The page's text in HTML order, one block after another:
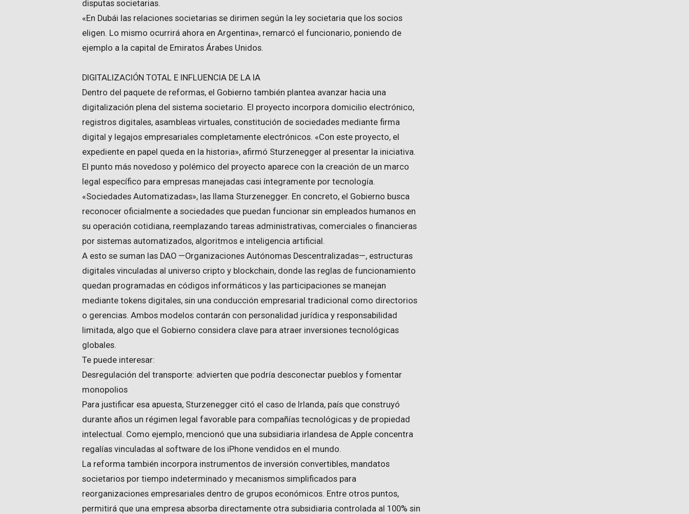
disputas societarias.
«En Dubái las relaciones societarias se dirimen según la ley societaria que los socios
eligen. Lo mismo ocurrirá ahora en Argentina», remarcó el funcionario, poniendo de
ejemplo a la capital de Emiratos Árabes Unidos.
DIGITALIZACIÓN TOTAL E INFLUENCIA DE LA IA
Dentro del paquete de reformas, el Gobierno también plantea avanzar hacia una
digitalización plena del sistema societario. El proyecto incorpora domicilio electrónico,
registros digitales, asambleas virtuales, constitución de sociedades mediante firma
digital y legajos empresariales completamente electrónicos. «Con este proyecto, el
expediente en papel queda en la historia», afirmó Sturzenegger al presentar la iniciativa.
El punto más novedoso y polémico del proyecto aparece con la creación de un marco
legal específico para empresas manejadas casi íntegramente por tecnología.
«Sociedades Automatizadas», las llama Sturzenegger. En concreto, el Gobierno busca
reconocer oficialmente a sociedades que puedan funcionar sin empleados humanos en
su operación cotidiana, reemplazando tareas administrativas, comerciales o financieras
por sistemas automatizados, algoritmos e inteligencia artificial.
A esto se suman las DAO —Organizaciones Autónomas Descentralizadas—, estructuras
digitales vinculadas al universo cripto y blockchain, donde las reglas de funcionamiento
quedan programadas en códigos informáticos y las participaciones se manejan
mediante tokens digitales, sin una conducción empresarial tradicional como directorios
o gerencias. Ambos modelos contarán con personalidad jurídica y responsabilidad
limitada, algo que el Gobierno considera clave para atraer inversiones tecnológicas
globales.
Te puede interesar:
Desregulación del transporte: advierten que podría desconectar pueblos y fomentar
monopolios
Para justificar esa apuesta, Sturzenegger citó el caso de Irlanda, país que construyó
durante años un régimen legal favorable para compañías tecnológicas y de propiedad
intelectual. Como ejemplo, mencionó que una subsidiaria irlandesa de Apple concentra
regalías vinculadas al software de los iPhone vendidos en el mundo.
La reforma también incorpora instrumentos de inversión convertibles, mandatos
societarios por tiempo indeterminado y mecanismos simplificados para
reorganizaciones empresariales dentro de grupos económicos. Entre otros puntos,
permitirá que una empresa absorba directamente otra subsidiaria controlada al 100% sin